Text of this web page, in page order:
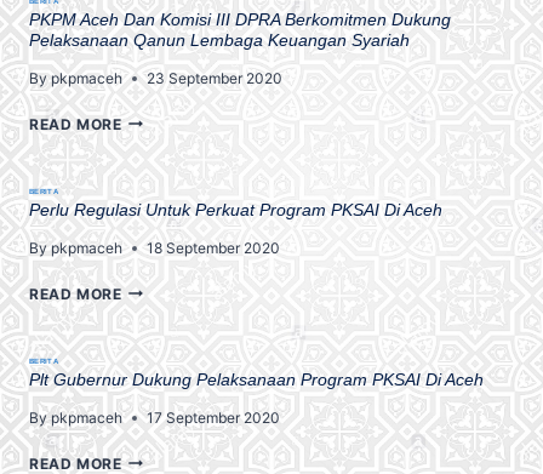
PKPM Aceh Dan Komisi III DPRA Berkomitmen Dukung
Pelaksanaan Qanun Lembaga Keuangan Syariah
By pkpmaceh 23 September 2020
READ MORE
BERITA
Perlu Regulasi Untuk Perkuat Program PKSAI Di Aceh
By pkpmaceh 18 September 2020
READ MORE
BERITA
Plt Gubernur Dukung Pelaksanaan Program PKSAI Di Aceh
By pkpmaceh 17 September 2020
READ MORE